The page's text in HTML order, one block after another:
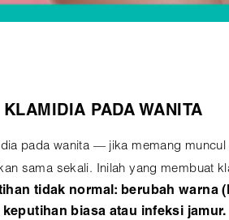
PADA WANITA
pada wanita — jika memang
sama sekali. Inilah yang membuat
tidak normal: berubah warna
biasa atau infeksi jamur.